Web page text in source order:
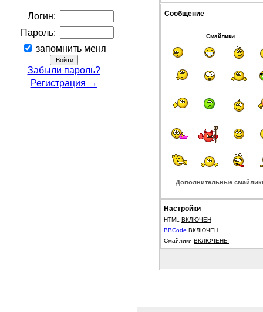
Логин:
Пароль:
запомнить меня
Забыли пароль?
Регистрация →
Сообщение
Смайлики
Дополнительные
Настройки
HTML ВКЛЮЧЕН
BBCode ВКЛЮЧЕН
Смайлики ВКЛЮЧЕНЫ